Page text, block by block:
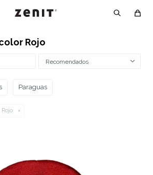
Rojo
Recomendados
Paraguas
Rojo